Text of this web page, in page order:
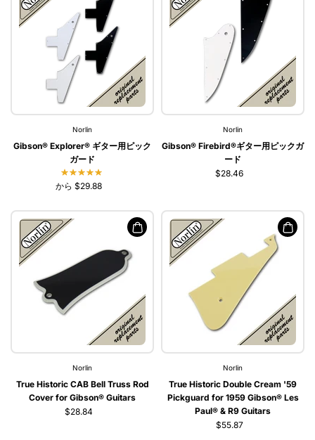
Norlin
Gibson® Explorer® ギター用ピック
ガード
から $29.88
Norlin
Gibson® Firebird®ギター用ピックガ
ード
$28.46
Norlin
True Historic CAB Bell Truss Rod
Cover for Gibson® Guitars
$28.84
Norlin
True Historic Double Cream '59
Pickguard for 1959 Gibson® Les
Paul® & R9 Guitars
$55.87